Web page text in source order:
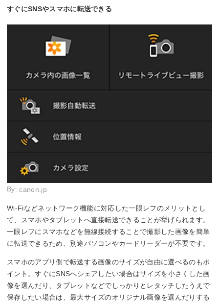
すぐにSNSやスマホに転送できる
By:canon.jp
Wi-Fiなどネットワーク機能に対応した一眼レフのメリットとし
て、スマホやタブレットへ直接転送できることが挙げられます。
一眼レフにスマホなどを無線接続することで撮影した画像を簡単
に転送できるため、別途パソコンやカードリーダーが不要です。
スマホのアプリ側で転送する画像のサイズが自由に選べるのもポ
イント。すぐにSNSへシェアしたい場合はサイズを小さくした画
像を選んだり、タブレットなどでしっかりとレタッチしたうえで
保存したい場合は、最大サイズのオリジナル画像を選んだりする